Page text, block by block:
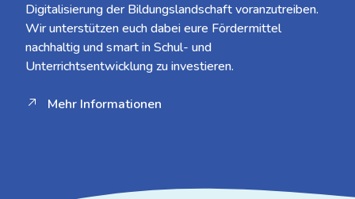
Digitalisierung der Bildungslandschaft voranzutreiben.
Wir unterstützen euch dabei eure Fördermittel
nachhaltig und smart in Schul- und
Unterrichtsentwicklung zu investieren.
Mehr Informationen